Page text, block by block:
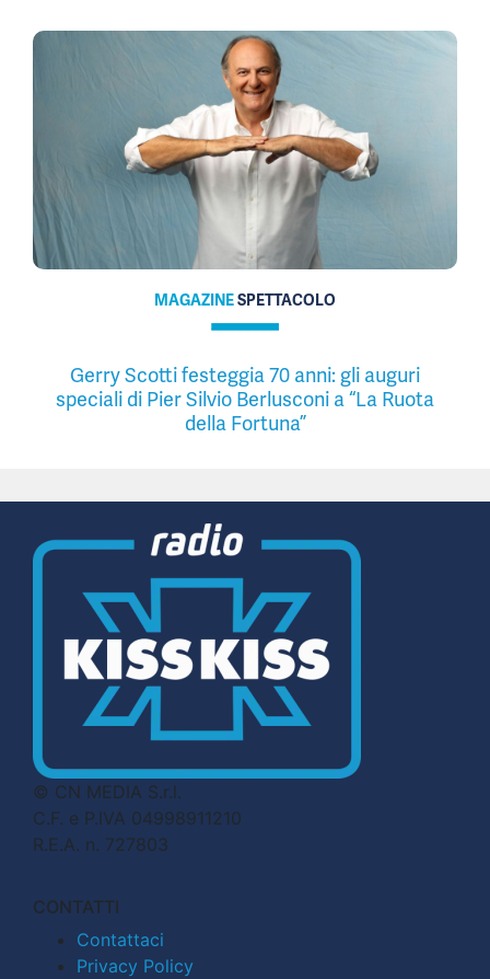
MAGAZINESPETTACOLO
Gerry Scotti festeggia 70 anni: gli auguri
speciali di Pier Silvio Berlusconi a “La Ruota
della Fortuna”
© CN MEDIA S.r.l.
C.F. e P.IVA 04998911210
R.E.A. n. 727803
CONTATTI
Contattaci
Privacy Policy